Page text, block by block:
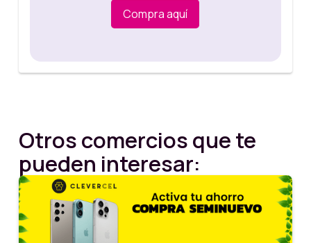
Compra aquí
Otros comercios que te
pueden interesar: